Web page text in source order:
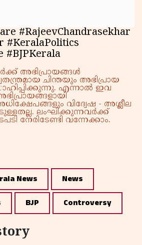
#RajeevChandrasekhar
#KeralaPolitics
#BJPKerala
അഭിപ്രായങ്ങൾ
ചിന്തയും അഭിപ്രായ
എന്നാൽ ഇവ
വിദ്വേഷ - അശ്ലീല
ലംഘിക്കുന്നവർക്ക്
നേരിടേണ്ടി വന്നേക്കാം.
News News
BJP Controversy